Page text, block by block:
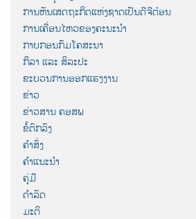
ການຫັນເສດຖະກິດແຫ່ງຊາດເປັນດີຈີຕ໋ອນ
ການເຄື່ອນໄຫວຂອງຄະນະນຳ
ກາບກອນກົມໂຄສະນາ
ກິລາ ແລະ ສິລະປະ
ຂະບວນການອອກແຮງງານ
ຂ່າວ
ຂ່າວສານ ຄອສພ
ຂໍ້ຕົກລົງ
ຄຳສັ່ງ
ຄຳແນະນຳ
ຄູ່ມື
ດຳລັດ
ມະຕິ